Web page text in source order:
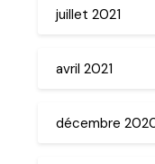
juillet 2021
avril 2021
décembre